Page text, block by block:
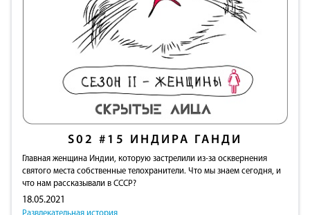
S02 #15 ИНДИРА ГАНДИ
Главная женщина Индии, которую застрелили из-за осквернения
святого места собственные телохранители. Что мы знаем сегодня, и
что нам рассказывали в СССР?
18.05.2021